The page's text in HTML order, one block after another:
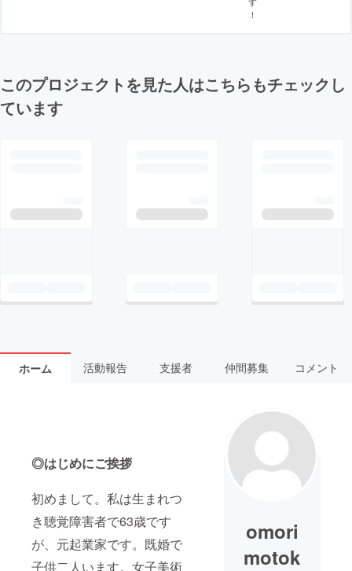
！
このプロジェクトを見た人はこちらもチェックし
ています
ホーム 活動報告 支援者 仲間募集 コメント
◎はじめにご挨拶
初めまして。私は生まれつ
き聴覚障害者で63歳です
が、元起業家です。既婚で
子供二人います。女子美術
omori
motok